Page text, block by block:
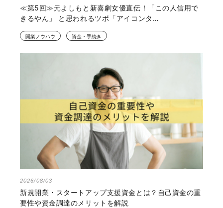
≪第5回≫元よしもと新喜劇女優直伝！「この人信用で
きるやん」 と思われるツボ「アイコンタ…
開業ノウハウ 資金・手続き
2026/08/03
新規開業・スタートアップ支援資金とは？自己資金の重
要性や資金調達のメリットを解説